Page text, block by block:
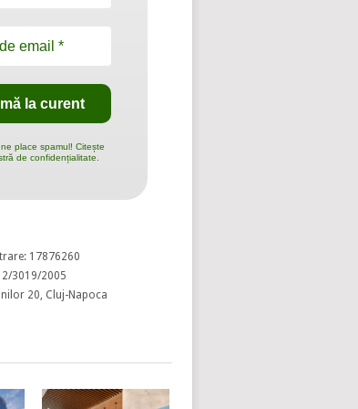
place spamul! Citește
de confidențialitate.
17876260
3019/2005
20, Cluj-Napoca